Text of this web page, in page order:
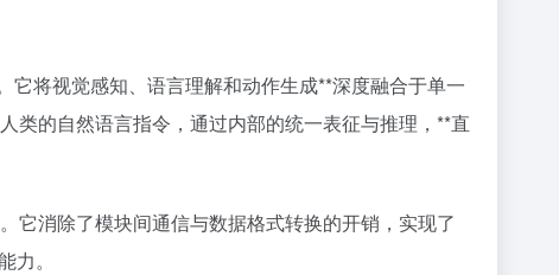
将视觉感知、语言理解和动作生成**深度融合于单一
类的自然语言指令，通过内部的统一表征与推理，**直
它消除了模块间通信与数据格式转换的开销，实现了
。